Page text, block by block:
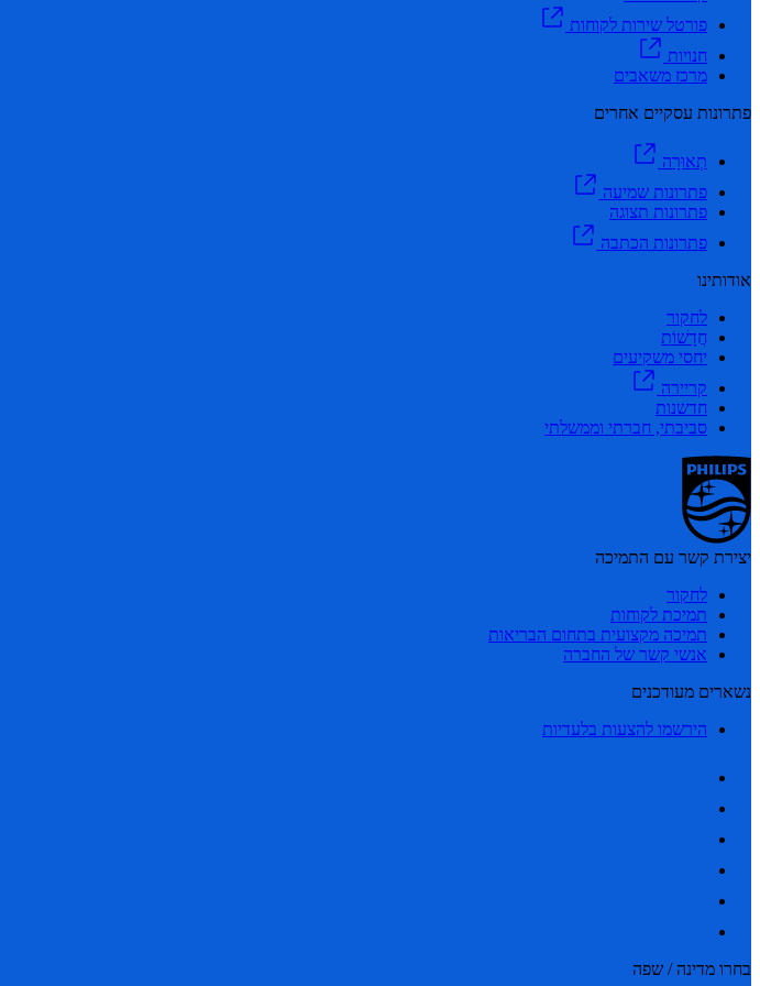
פורטל שירות לקוחות
חנויות
מרכז משאבים
פתרונות עסקיים אחרים
תְאוּרָה
פתרונות שמיעה
פתרונות תצוגה
פתרונות הכתבה
אודותינו
לחקור
חֲדָשׁוֹת
יחסי משקיעים
קריירה
חדשנות
סביבתי, חברתי וממשלתי
יצירת קשר עם התמיכה
לחקור
תמיכת לקוחות
תמיכה מקצועית בתחום הבריאות
אנשי קשר של החברה
נשארים מעודכנים
הירשמו להצעות בלעדיות
בחרו מדינה / שפה